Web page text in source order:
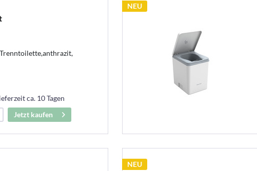
ca. 10 Tagen
Jetzt kaufen
NEU
NEU